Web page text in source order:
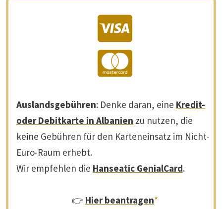
Auslandsgebühren: Denke daran, eine Kredit-
oder Debitkarte in Albanien zu nutzen, die
keine Gebühren für den Karteneinsatz im Nicht-
Euro-Raum erhebt.
Wir empfehlen die Hanseatic GenialCard.
👉 Hier beantragen*